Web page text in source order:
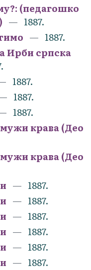
(педагошко
1887.
1887.
Ирби српска
1887.
1887.
1887.
крава (Део
крава (Део
1887.
1887.
1887.
1887.
1887.
1887.